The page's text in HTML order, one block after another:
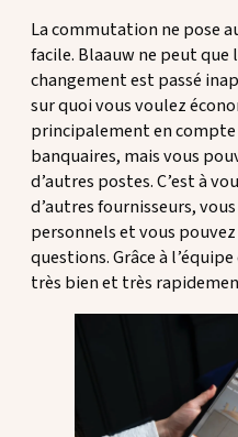
La commutation ne pose
facile. Blaauw ne peut que
changement est passé
sur quoi vous voulez
principalement en
banquaires, mais vous
d’autres postes. C’est à
d’autres fournisseurs,
personnels et vous
questions. Grâce à
très bien et très